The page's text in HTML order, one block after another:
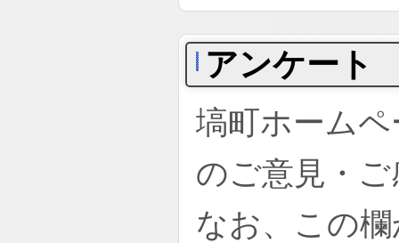
アンケート
塙町ホーム
のご意見・
なお、この